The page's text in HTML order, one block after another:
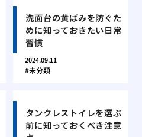
洗面台の黄ばみを防ぐた
めに知っておきたい日常
習慣
2024.09.11
未分類
タンクレストイレを選ぶ
前に知っておくべき注意